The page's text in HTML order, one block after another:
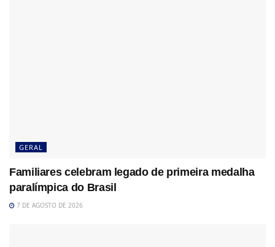
GERAL
Familiares celebram legado de primeira medalha
paralímpica do Brasil
7 DE AGOSTO DE 2026